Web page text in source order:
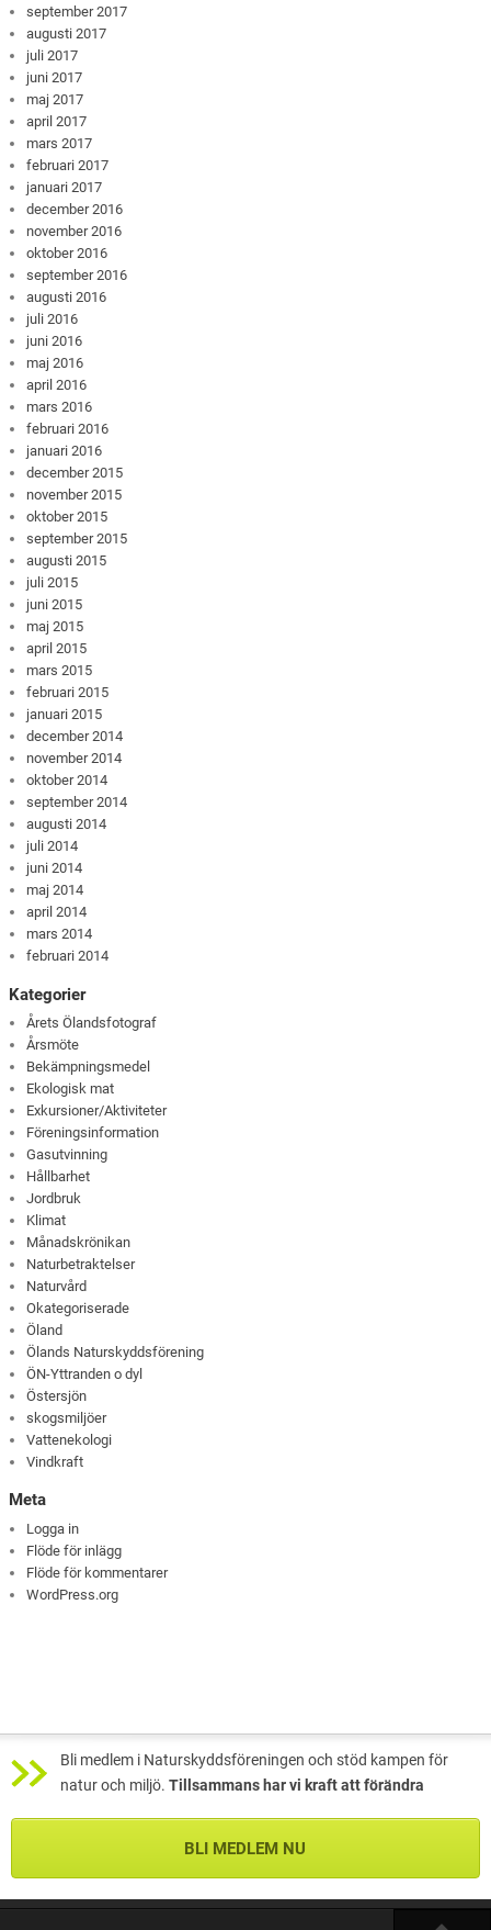
september 2017
augusti 2017
juli 2017
juni 2017
maj 2017
april 2017
mars 2017
februari 2017
januari 2017
december 2016
november 2016
oktober 2016
september 2016
augusti 2016
juli 2016
juni 2016
maj 2016
april 2016
mars 2016
februari 2016
januari 2016
december 2015
november 2015
oktober 2015
september 2015
augusti 2015
juli 2015
juni 2015
maj 2015
april 2015
mars 2015
februari 2015
januari 2015
december 2014
november 2014
oktober 2014
september 2014
augusti 2014
juli 2014
juni 2014
maj 2014
april 2014
mars 2014
februari 2014
Kategorier
Årets Ölandsfotograf
Årsmöte
Bekämpningsmedel
Ekologisk mat
Exkursioner/Aktiviteter
Föreningsinformation
Gasutvinning
Hållbarhet
Jordbruk
Klimat
Månadskrönikan
Naturbetraktelser
Naturvård
Okategoriserade
Öland
Ölands Naturskyddsförening
ÖN-Yttranden o dyl
Östersjön
skogsmiljöer
Vattenekologi
Vindkraft
Meta
Logga in
Flöde för inlägg
Flöde för kommentarer
WordPress.org
Bli medlem i Naturskyddsföreningen och stöd kampen för
natur och miljö. Tillsammans har vi kraft att förändra
BLI MEDLEM NU